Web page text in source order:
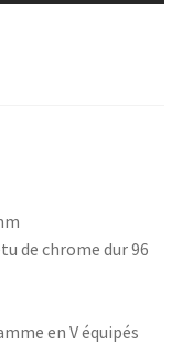
de chrome dur 96
en V équipés